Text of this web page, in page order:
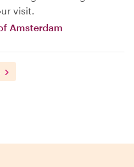
visit.
Amsterdam